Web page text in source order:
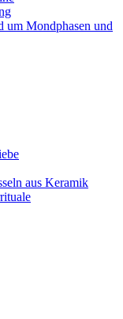
um Mondphasen und
aus Keramik